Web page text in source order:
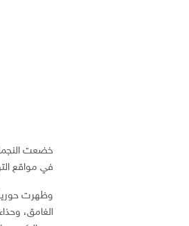
خضعت
في مواقع
وظهرت
الغامق،